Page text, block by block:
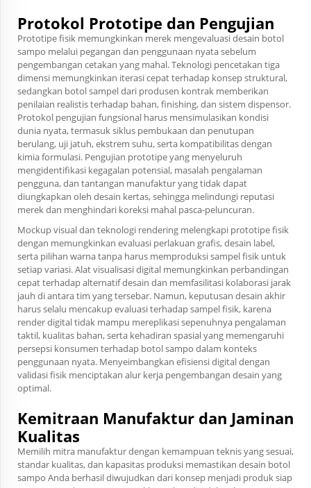
Protokol Prototipe dan Pengujian
Prototipe fisik memungkinkan merek mengevaluasi desain botol
sampo melalui pegangan dan penggunaan nyata sebelum
pengembangan cetakan yang mahal. Teknologi pencetakan tiga
dimensi memungkinkan iterasi cepat terhadap konsep struktural,
sedangkan botol sampel dari produsen kontrak memberikan
penilaian realistis terhadap bahan, finishing, dan sistem dispensor.
Protokol pengujian fungsional harus mensimulasikan kondisi
dunia nyata, termasuk siklus pembukaan dan penutupan
berulang, uji jatuh, ekstrem suhu, serta kompatibilitas dengan
kimia formulasi. Pengujian prototipe yang menyeluruh
mengidentifikasi kegagalan potensial, masalah pengalaman
pengguna, dan tantangan manufaktur yang tidak dapat
diungkapkan oleh desain kertas, sehingga melindungi reputasi
merek dan menghindari koreksi mahal pasca-peluncuran.
Mockup visual dan teknologi rendering melengkapi prototipe fisik
dengan memungkinkan evaluasi perlakuan grafis, desain label,
serta pilihan warna tanpa harus memproduksi sampel fisik untuk
setiap variasi. Alat visualisasi digital memungkinkan perbandingan
cepat terhadap alternatif desain dan memfasilitasi kolaborasi jarak
jauh di antara tim yang tersebar. Namun, keputusan desain akhir
harus selalu mencakup evaluasi terhadap sampel fisik, karena
render digital tidak mampu mereplikasi sepenuhnya pengalaman
taktil, kualitas bahan, serta kehadiran spasial yang memengaruhi
persepsi konsumen terhadap botol sampo dalam konteks
penggunaan nyata. Menyeimbangkan efisiensi digital dengan
validasi fisik menciptakan alur kerja pengembangan desain yang
optimal.
Kemitraan Manufaktur dan Jaminan
Kualitas
Memilih mitra manufaktur dengan kemampuan teknis yang sesuai,
standar kualitas, dan kapasitas produksi memastikan desain botol
sampo Anda berhasil diwujudkan dari konsep menjadi produk siap